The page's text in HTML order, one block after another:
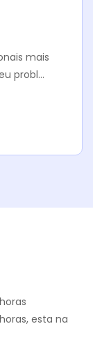
mais
probl...
esta na